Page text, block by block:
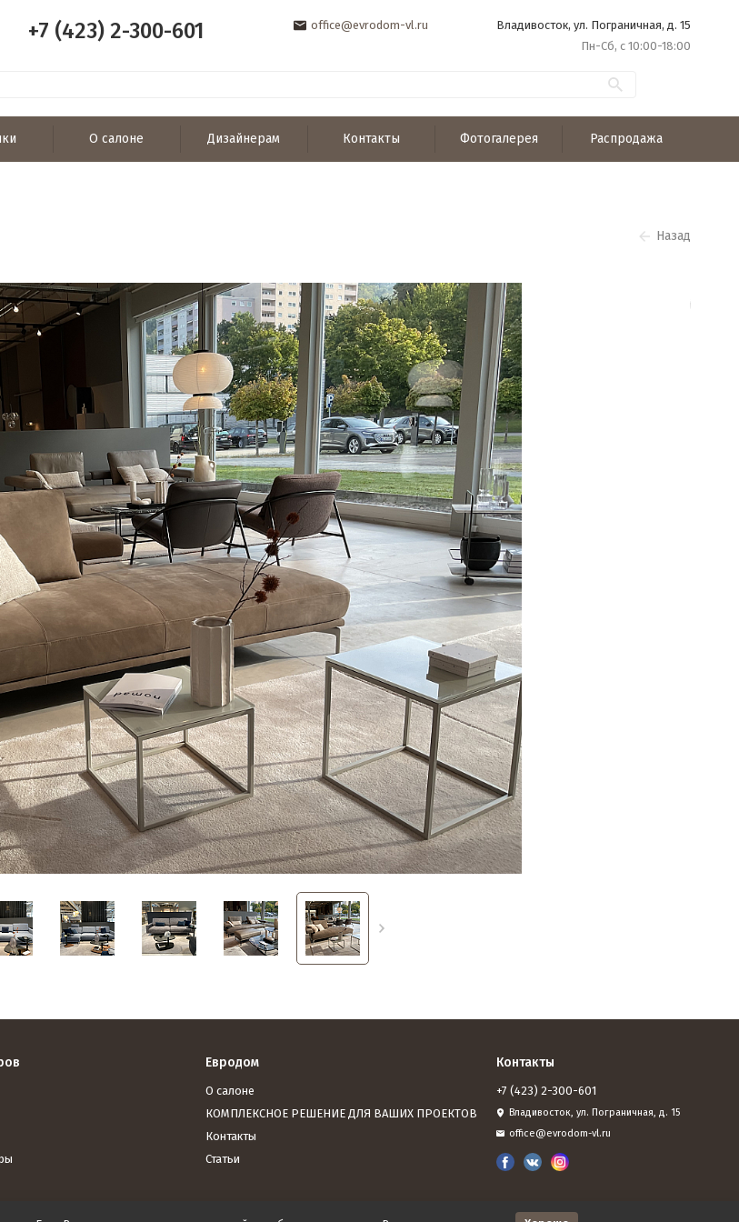
+7 (423) 2-300-601 office@evrodom-vl.ru
Владивосток, ул. Пограничная, д. 15
Пн-Сб, с 10:00-18:00
О салоне Дизайнерам Контакты Фотогалерея Распродажа
Назад
Евродом
О салоне
КОМПЛЕКСНОЕ РЕШЕНИЕ ДЛЯ ВАШИХ ПРОЕКТОВ
Контакты
Статьи
Контакты
+7 (423) 2-300-601
Владивосток, ул. Пограничная, д. 15
office@evrodom-vl.ru